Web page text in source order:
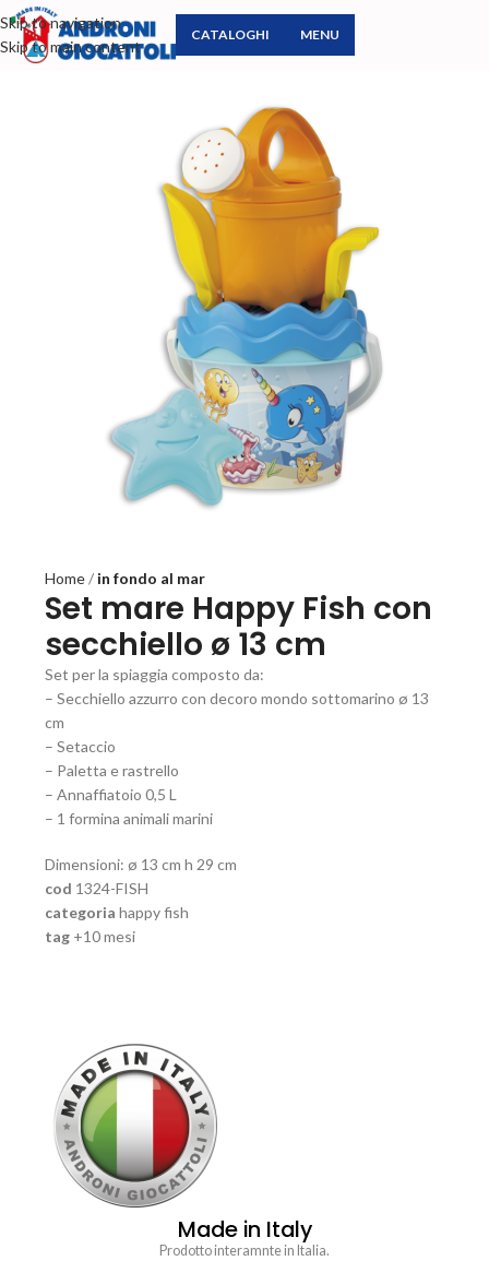
Skip to navigation
Skip to main content
CATALOGHI MENU
Home in fondo al mar
Set mare Happy Fish con
secchiello ø 13 cm
Set per la spiaggia composto da:
– Secchiello azzurro con decoro mondo sottomarino ø 13
cm
– Setaccio
– Paletta e rastrello
– Annaffiatoio 0,5 L
– 1 formina animali marini
Dimensioni: ø 13 cm h 29 cm
cod 1324-FISH
categoria happy fish
tag +10 mesi
Made in Italy
Prodotto interamnte in Italia.